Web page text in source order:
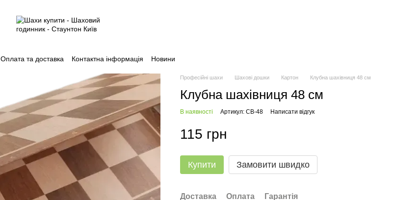
Оплата та доставка Контактна інформація Новини
Професійні шахи Шахові дошки Картон Клубна шахівниця 48 см
Клубна шахівниця 48 см
В наявності Артикул: CB-48 Написати відгук
115 грн
Купити Замовити швидко
Доставка Оплата
Гарантія